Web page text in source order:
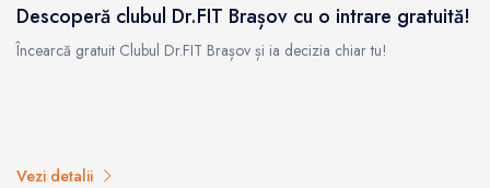
Descoperă clubul Dr.FIT Brașov cu o intrare gratuită!
Încearcă gratuit Clubul Dr.FIT Brașov și ia decizia chiar tu!
Vezi detalii